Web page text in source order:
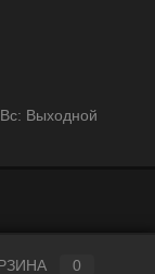
Выходной
0